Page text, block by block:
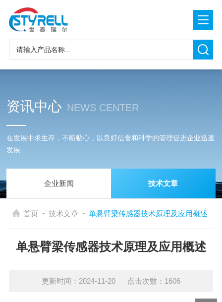
资讯中心 NEWS CENTER
在发展中求生存，不断贴心，以良好信誉和科学的管理促进企业迅速
发展
企业新闻 技术文章
首页 - 技术文章 - 单悬臂梁传感器技术原理及应用概述
单悬臂梁传感器技术原理及应用概述
更新时间：2024-11-20 点击次数：1606